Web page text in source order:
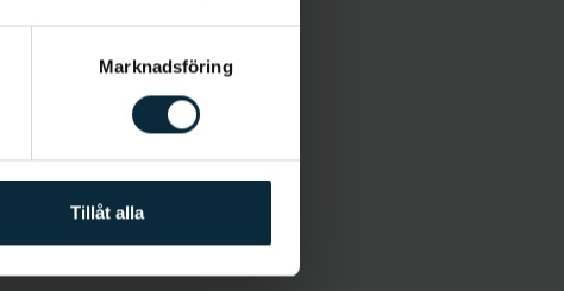
Marknadsföring
Tillåt alla